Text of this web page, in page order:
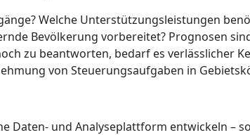
Welche Unterstützungsleistungen
Bevölkerung vorbereitet? Prognosen
zu beantworten, bedarf es verlässlicher
von Steuerungsaufgaben in
Daten- und Analyseplattform entwickeln –